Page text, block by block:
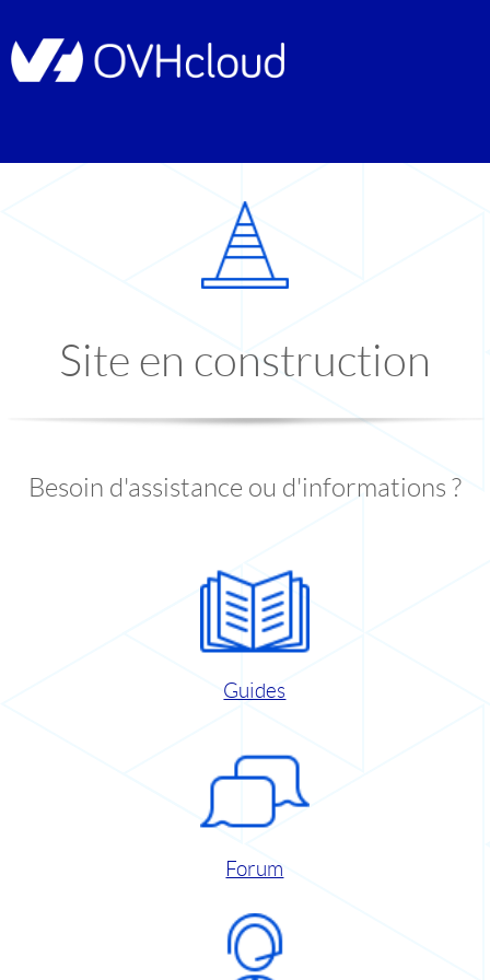
Site en construction
Besoin d'assistance ou d'informations ?
Guides
Forum